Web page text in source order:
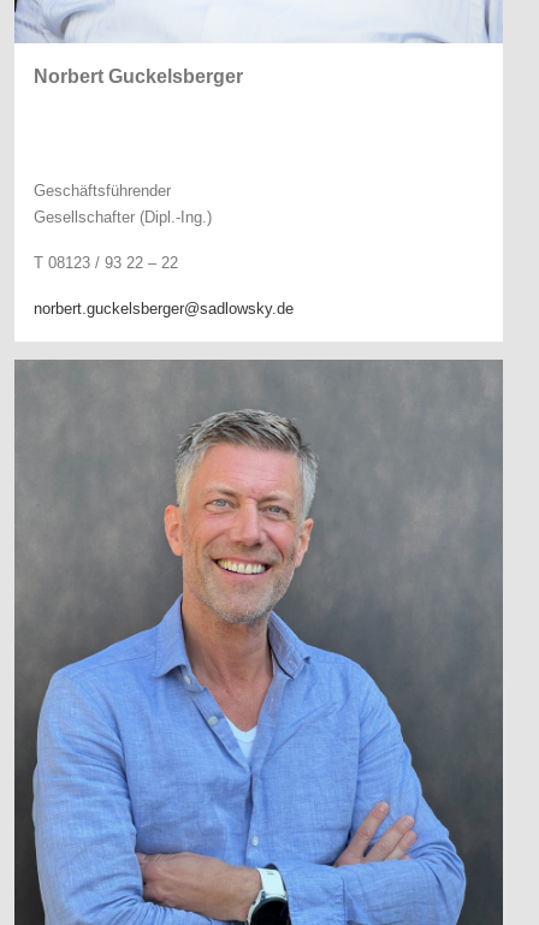
Norbert Guckelsberger
Geschäftsführender
Gesellschafter (Dipl.-Ing.)
T 08123 / 93 22 – 22
norbert.guckelsberger@sadlowsky.de